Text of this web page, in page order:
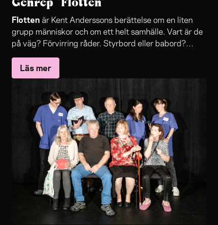
Flotten är Kent Anderssons berättelse om en liten
grupp människor och om ett helt samhälle. Vart är de
på väg? Förvirring råder. Styrbord eller babord?
Någon jagar pengar och framgång, någon blir ett lätt
byte i jakten. Kommer de någonsin nå fram till utopin
och Lycksalighetens ö?
Läs mer